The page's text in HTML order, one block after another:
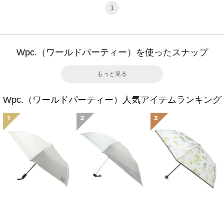
1
Wpc.（ワールドパーティー）を使ったスナップ
もっと見る
Wpc.（ワールドパーティー）人気アイテムランキング
1 2 3